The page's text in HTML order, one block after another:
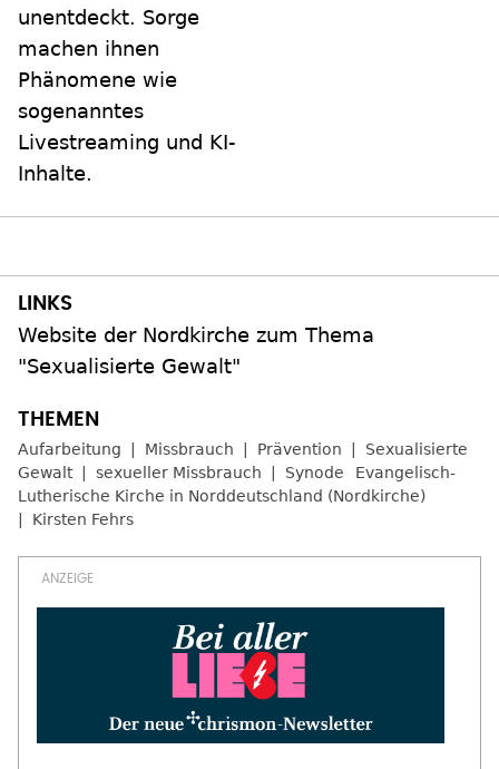
unentdeckt. Sorge
machen ihnen
Phänomene wie
sogenanntes
Livestreaming und KI-
Inhalte.
Website der Nordkirche zum Thema
"Sexualisierte Gewalt"
Aufarbeitung Missbrauch Prävention
Sexualisierte
Gewalt
sexueller Missbrauch Synode
Evangelisch-
Lutherische Kirche in Norddeutschland (Nordkirche)
Kirsten Fehrs